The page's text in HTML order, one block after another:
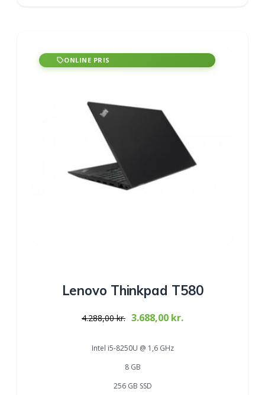
ONLINE PRIS
Lenovo Thinkpad T580
4.288,00kr. Original
4.288,00 kr..
3.688,00 kr.Current
Intel i5-8250U @ 1,6 GHz
8 GB
256 GB SSD